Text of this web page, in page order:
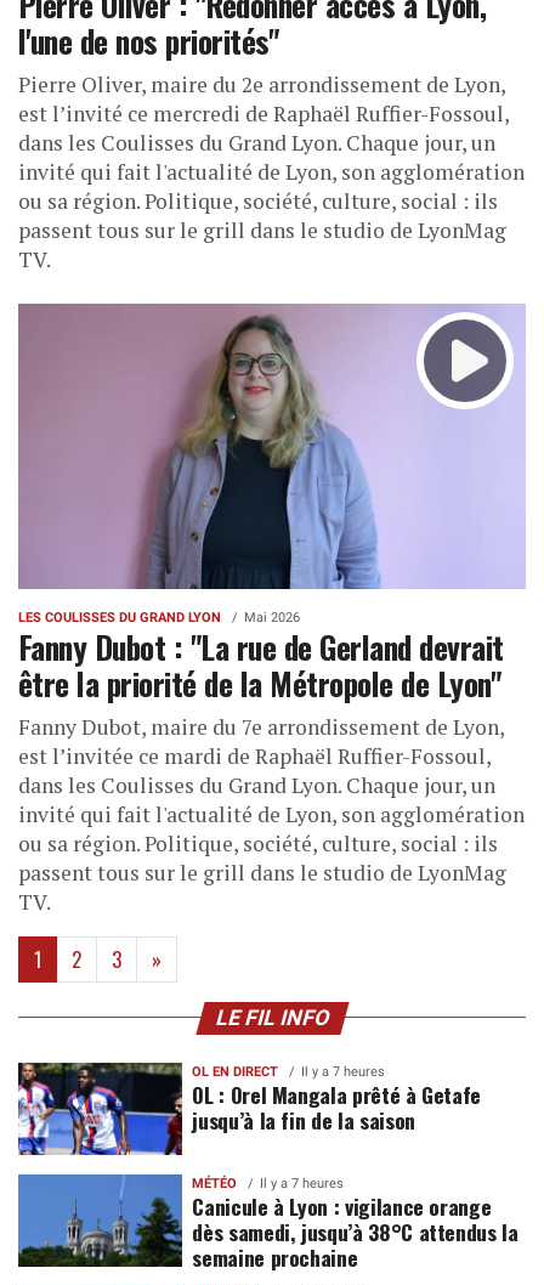
l'une de nos priorités"
Pierre Oliver, maire du 2e arrondissement de Lyon,
est l’invité ce mercredi de Raphaël Ruffier-Fossoul,
dans les Coulisses du Grand Lyon. Chaque jour, un
invité qui fait l'actualité de Lyon, son agglomération
ou sa région. Politique, société, culture, social : ils
passent tous sur le grill dans le studio de LyonMag
TV.
LES COULISSES DU GRAND LYON Mai 2026
Fanny Dubot : "La rue de Gerland devrait
être la priorité de la Métropole de Lyon"
Fanny Dubot, maire du 7e arrondissement de Lyon,
est l’invitée ce mardi de Raphaël Ruffier-Fossoul,
dans les Coulisses du Grand Lyon. Chaque jour, un
invité qui fait l'actualité de Lyon, son agglomération
ou sa région. Politique, société, culture, social : ils
passent tous sur le grill dans le studio de LyonMag
TV.
1 (current)
2 3 »
LE FIL INFO
OL EN DIRECT Il y a 7 heures
OL : Orel Mangala prêté à Getafe
jusqu’à la fin de la saison
MÉTÉO Il y a 7 heures
Canicule à Lyon : vigilance orange
dès samedi, jusqu’à 38°C attendus la
semaine prochaine